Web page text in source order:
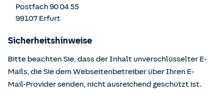
Postfach 90 04 55
99107 Erfurt
Sicherheitshinweise
Bitte beachten Sie, dass der Inhalt unverschlüsselter E-
Mails, die Sie dem Webseitenbetreiber über Ihren E-
Mail-Provider senden, nicht ausreichend geschützt ist.